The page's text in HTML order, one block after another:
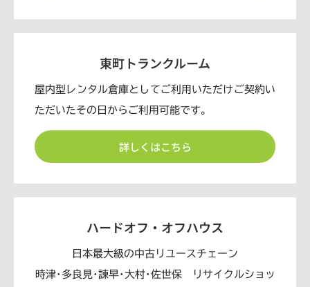
東町トランクルーム
屋内型レンタル倉庫としてご利用いただけご契約い
ただいたその日からご利用可能です。
詳しくはこちら
ハードオフ・オフハウス
日本最大級の中古リユースチェーン
時津･多良見･諫早･大村･佐世保 リサイクルショッ